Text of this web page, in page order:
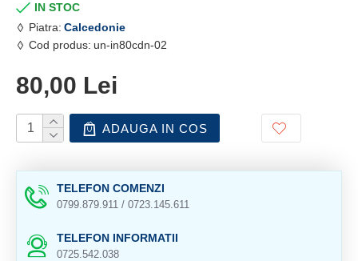
IN STOC
Piatra: Calcedonie
Cod produs: un-in80cdn-02
80,00 Lei
ADAUGA IN COS
TELEFON COMENZI
0799.879.911 / 0723.145.611
TELEFON INFORMATII
0725.542.038